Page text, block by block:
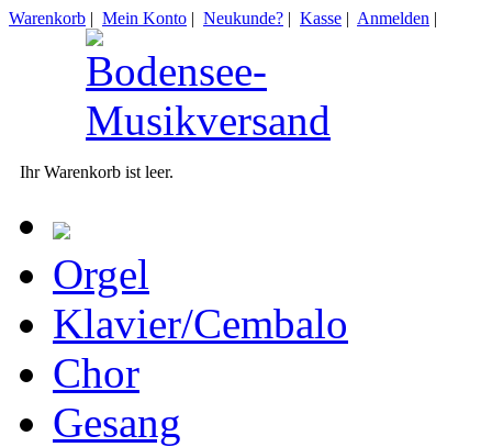
Warenkorb | Mein Konto | Neukunde? | Kasse | Anmelden |
Ihr Warenkorb ist leer.
Orgel
Klavier/Cembalo
Chor
Gesang